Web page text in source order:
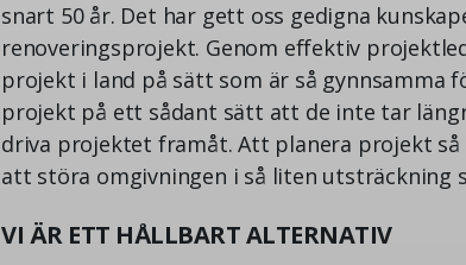
snart 50 år. Det har gett oss gedigna
renoveringsprojekt. Genom effektiv
projekt i land på sätt som är så
projekt på ett sådant sätt att de inte tar
driva projektet framåt. Att planera projekt
att störa omgivningen i så liten utsträckning
VI ÄR ETT HÅLLBART ALTERNATIV